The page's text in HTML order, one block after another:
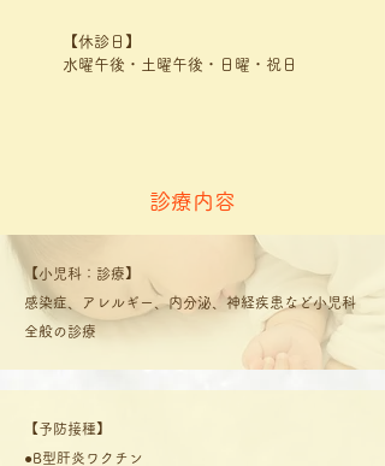
【休診日】
水曜午後・土曜午後・日曜・祝日
診療内容
【小児科：診療】
感染症、アレルギー、内分泌、神経疾患など小児科
全般の診療
【予防接種】
●B型肝炎ワクチン